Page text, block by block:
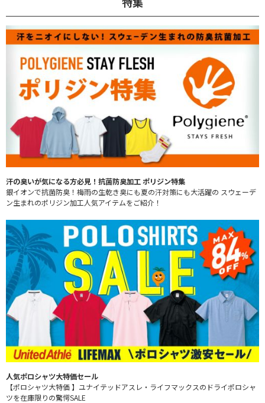
汗の臭いが気になる方必見！抗菌防臭加工 ポリジン特集
銀イオンで抗菌防臭！梅雨の生乾き臭にも夏の汗対策にも大活躍の スウェーデ
ン生まれのポリジン加工人気アイテムをご紹介！
人気ポロシャツ大特価セール
【ポロシャツ大特価 】ユナイテッドアスレ・ライフマックスのドライポロシャ
ツを在庫限りの驚愕SALE